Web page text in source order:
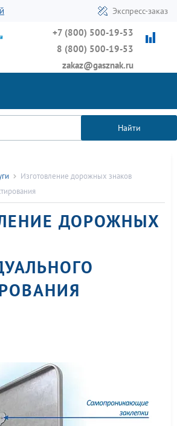
Экспресс-заказ
+7 (800) 500-19-53
8 (800) 500-19-53
zakaz@gasznak.ru
Найти
Изготовление дорожных знаков
ДОРОЖНЫХ